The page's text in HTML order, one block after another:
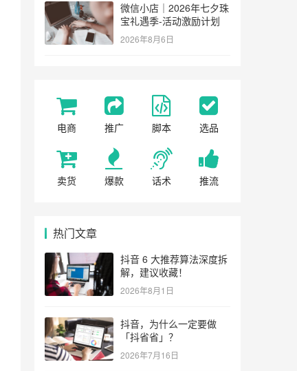
微信小店｜2026年七夕珠
宝礼遇季-活动激励计划
2026年8月6日
电商 推广 脚本 选品
卖货 爆款 话术 推流
热门文章
抖音 6 大推荐算法深度拆
解，建议收藏！
2026年8月1日
抖音，为什么一定要做
「抖省省」？
2026年7月16日